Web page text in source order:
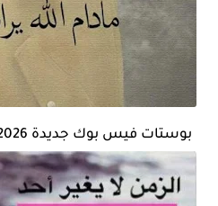
بوستات فيس بوك جديدة 2026 اجمل البوستات مصورة